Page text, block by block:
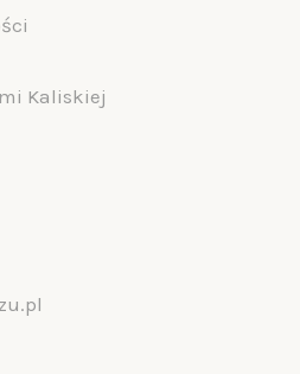
Kaliskiej